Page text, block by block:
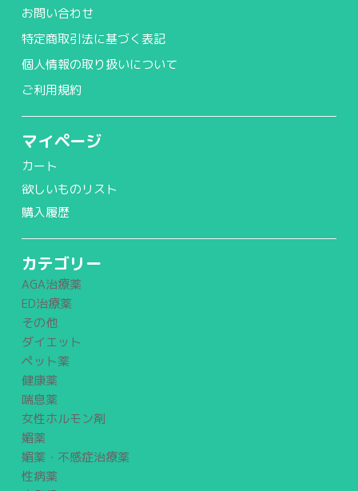
お問い合わせ
特定商取引法に基づく表記
個人情報の取り扱いについて
ご利用規約
マイページ
カート
欲しいものリスト
購入履歴
カテゴリー
AGA治療薬
ED治療薬
その他
ダイエット
ペット薬
健康薬
喘息薬
女性ホルモン剤
媚薬
媚薬・不感症治療薬
性病薬